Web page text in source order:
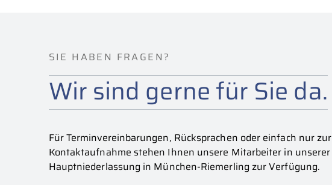
SIE HABEN FRAGEN?
Wir sind gerne für Sie da.
Für Terminvereinbarungen, Rücksprachen oder einfach nur zur
Kontaktaufnahme stehen Ihnen unsere Mitarbeiter in unserer
Hauptniederlassung in München-Riemerling zur Verfügung.